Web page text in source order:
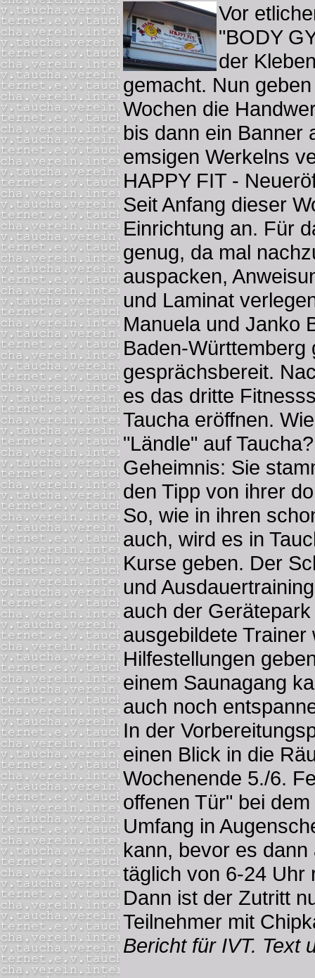
Vor
"BODY
der
gemacht. Nun
Wochen die
bis dann ein Banner
emsigen Werkelns
HAPPY FIT -
Seit Anfang dieser
Einrichtung an. Für
genug, da mal
auspacken,
und Laminat
Manuela und Janko
Baden-Württemberg
gesprächsbereit.
es das dritte
Taucha eröffnen.
"Ländle" auf
Geheimnis: Sie
den Tipp von ihrer
So, wie in ihren
auch, wird es in
Kurse geben. Der
und
auch der
ausgebildete
Hilfestellungen
einem Saunagang
auch noch
In der
einen Blick in die
Wochenende 5./6.
offenen Tür" bei
Umfang in
kann, bevor es
täglich von 6-24 Uhr
Dann ist der Zutritt
Teilnehmer mit
Bericht für IVT. Text